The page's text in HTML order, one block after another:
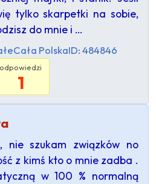
tylko skarpetki na sobie,
do mnie i …
Cała PolskaID: 484846
odpowiedzi
1
nie szukam związków no
z kimś kto o mnie zadba .
w 100 % normalną